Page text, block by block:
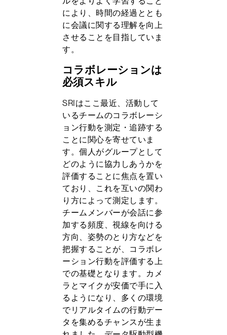
により、時間の経過ととも
に会議に関する理解を向上
させることを目指していま
す。
コラボレーションは
必須スキル
SRIはここ最近、活動して
いるチームのコラボレーシ
ョン行動を測定・追跡する
ことに関心を寄せていま
す。個人がグループとして
どのように協力しあうかを
評価することに焦点を置い
ており、これを互いの関わ
り方によって測定します。
チームメンバーが会話に参
加する頻度、視線を向ける
方向、姿勢のとり方などを
把握することが、コラボレ
ーション行動を評価する上
での基礎となります。カメ
ラとマイクが安価で手に入
るようになり、多くの環境
でリアルタイムの行動デー
タを集めるチャンスが生ま